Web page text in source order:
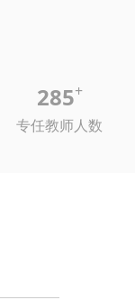
285+
专任教师人数